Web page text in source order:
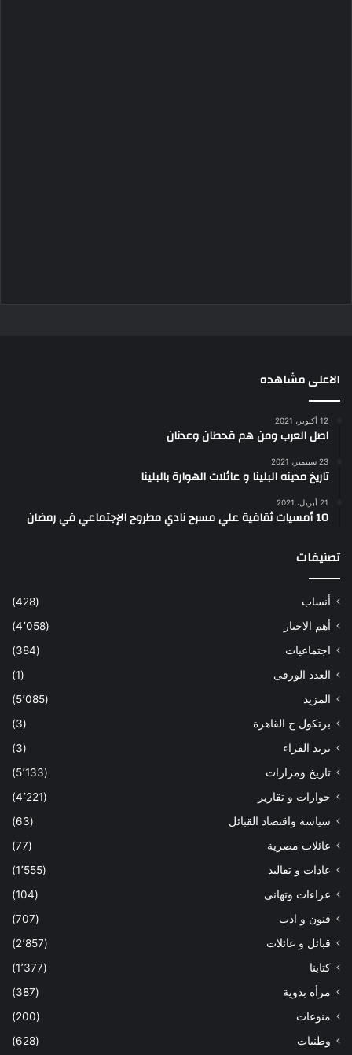
الاعلى مشاهده
12 أكتوبر، 2021
اصل العرب ومن هم قحطان وعدنان
23 سبتمبر، 2021
تاريخ مدينه البلينا و عائلات الهوارة بالبلينا
21 أبريل، 2021
10 أمسيات ثقافية علي مسرح نادي مطروح الإجتماعي في رمضان
تصنيفات
أنساب
(428)
أهم الاخبار
(4٬058)
اجتماعيات
(384)
العدد الورقى
(1)
المزيد
(5٬085)
برتكول ج القاهرة
(3)
بريد القراء
(3)
تاريخ ومزارات
(5٬133)
حوارات و تقارير
(4٬221)
سياسة واقتصاد القبائل
(63)
عائلات مصرية
(77)
عادات و تقاليد
(1٬555)
عزاءات وتهانى
(104)
فنون و ادب
(707)
قبائل و عائلات
(2٬857)
كتابنا
(1٬377)
مرأه بدوية
(387)
منوعات
(200)
وطنيات
(628)